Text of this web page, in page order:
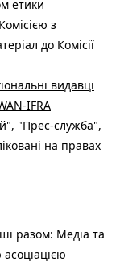
етики
з
до Комісії
видавці
IFRA
"Прес-служба",
на правах
разом: Медіа та